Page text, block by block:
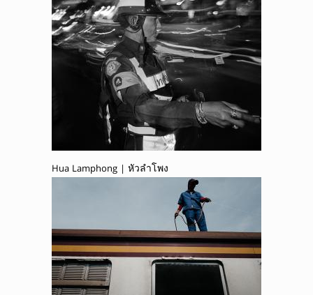
Hua Lamphong | หัวลำโพง